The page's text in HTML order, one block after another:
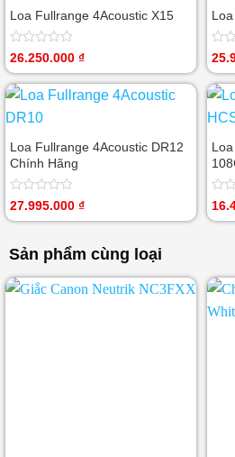
Loa Fullrange 4Acoustic X15
Được
hạng
0
sao
26.250.000 ₫
hạng
0
sao
Loa Fullrange 4Acoustic DR12
Chính Hãng
Được
5
27.995.000 ₫
Sản phẩm cùng loại